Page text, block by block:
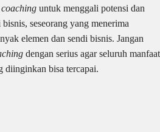
coaching untuk menggali potensi dan
seseorang yang menerima
elemen dan sendi bisnis. Jangan
dengan serius agar seluruh manfaat
diinginkan bisa tercapai.